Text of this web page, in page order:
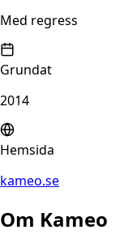
Med regress
Grundat
2014
Hemsida
kameo.se
Om Kameo